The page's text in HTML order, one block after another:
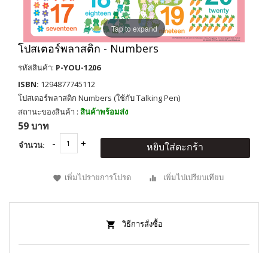
Tap to expand
โปสเตอร์พลาสติก - Numbers
รหัสสินค้า: P-YOU-1206
ISBN: 1294877745112
โปสเตอร์พลาสติก Numbers (ใช้กับ Talking Pen)
สถานะของสินค้า : สินค้าพร้อมส่ง
59 บาท
จำนวน: หยิบใส่ตะกร้า
เพิ่มไปรายการโปรด เพิ่มไปเปรียบเทียบ
วิธีการสั่งซื้อ